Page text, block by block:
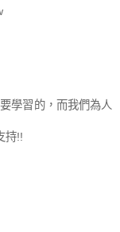
學習的，而我們為人
持!!